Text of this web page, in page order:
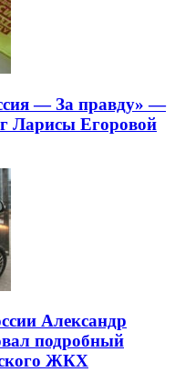
— За правду» —
Ларисы Егоровой
Александр
подробный
ЖКХ